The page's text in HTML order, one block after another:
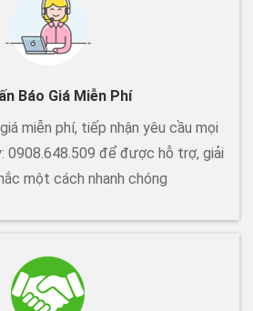
Báo Giá Miễn Phí
miễn phí, tiếp nhận yêu cầu mọi
0908.648.509 để được hỗ trợ, giải
một cách nhanh chóng